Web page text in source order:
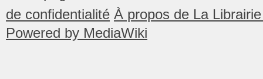
de confidentialité À propos de La
Powered by MediaWiki